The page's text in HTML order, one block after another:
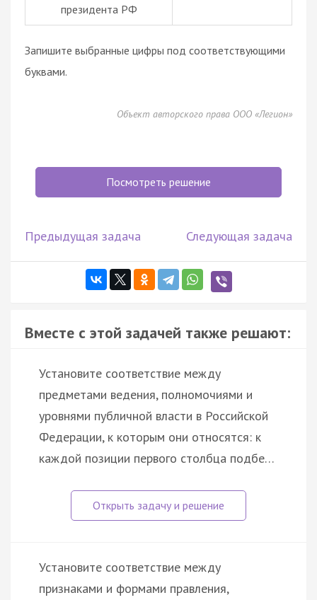
президента РФ
Запишите выбранные цифры под соответствующими
буквами.
Объект авторского права ООО «Легион»
Посмотреть решение
Предыдущая задача Следующая задача
Вместе с этой задачей также решают:
Установите соответствие между
предметами ведения, полномочиями и
уровнями публичной власти в Российской
Федерации, к которым они относятся: к
каждой позиции первого столбца подбе…
Установите соответствие между
признаками и формами правления,